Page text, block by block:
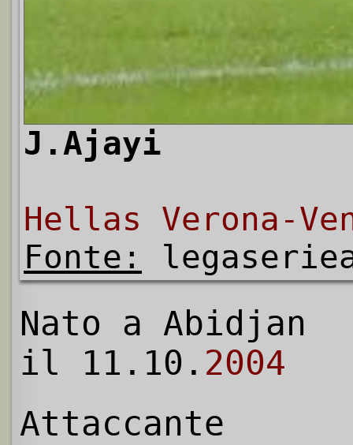
J.Ajayi
Hellas Verona-
Fonte:
Nato a Abidjan
il 11.10. 2004
Attaccante